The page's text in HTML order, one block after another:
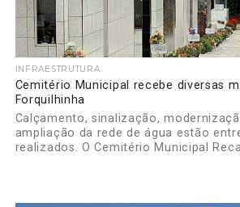
INFRAESTRUTURA
Cemitério Municipal recebe diversas
Forquilhinha
Calçamento, sinalização,
ampliação da rede de água estão
realizados. O Cemitério Municipal